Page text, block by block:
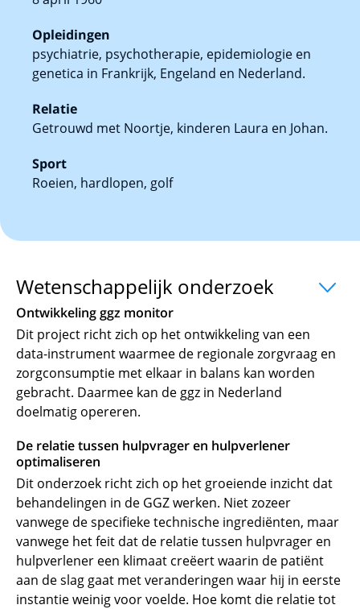
Opleidingen
psychiatrie, psychotherapie, epidemiologie en
genetica in Frankrijk, Engeland en Nederland.
Relatie
Getrouwd met Noortje, kinderen Laura en Johan.
Sport
Roeien, hardlopen, golf
Wetenschappelijk onderzoek
Ontwikkeling ggz monitor
Dit project richt zich op het ontwikkeling van een
data-instrument waarmee de regionale zorgvraag en
zorgconsumptie met elkaar in balans kan worden
gebracht. Daarmee kan de ggz in Nederland
doelmatig opereren.
De relatie tussen hulpvrager en hulpverlener
optimaliseren
Dit onderzoek richt zich op het groeiende inzicht dat
behandelingen in de GGZ werken. Niet zozeer
vanwege de specifieke technische ingrediënten, maar
vanwege het feit dat de relatie tussen hulpvrager en
hulpverlener een klimaat creëert waarin de patiënt
aan de slag gaat met veranderingen waar hij in eerste
instantie weinig voor voelde. Hoe komt die relatie tot